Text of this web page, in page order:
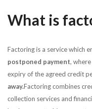
What is
Factoring is a service which
postponed payment,
expiry of the agreed credit
away.Factoring combines
collection services and